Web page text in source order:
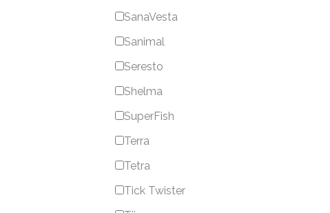
SanaVesta
Sanimal
Seresto
Shelma
SuperFish
Terra
Tetra
Tick Twister